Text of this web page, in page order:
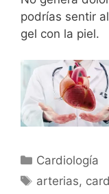
podrías sentir
gel con la piel.
Cardiología
arterias,